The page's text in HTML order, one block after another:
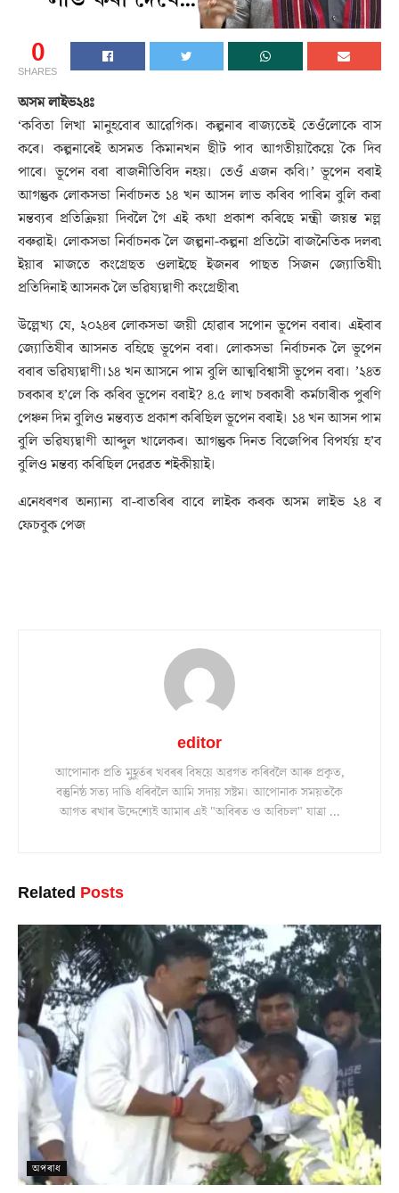
0
SHARES
অসম লাইভ২৪ঃ
‘কবিতা লিখা মানুহবোৰ আৱেগিক। কল্পনাৰ ৰাজ্যতেই তেওঁলোকে বাস
কৰে। কল্পনাৰেই অসমত কিমানখন ছীট পাব আগতীয়াকৈয়ে কৈ দিব
পাৰে। ভূপেন বৰা ৰাজনীতিবিদ নহয়। তেওঁ এজন কবি।’ ভূপেন বৰাই
আগন্তুক লোকসভা নিৰ্বাচনত ১৪ খন আসন লাভ কৰিব পাৰিম বুলি কৰা
মন্তব্যৰ প্ৰতিক্ৰিয়া দিবলৈ গৈ এই কথা প্ৰকাশ কৰিছে মন্ত্ৰী জয়ন্ত মল্ল
বৰুৱাই। লোকসভা নিৰ্বাচনক লৈ জল্পনা-কল্পনা প্রতিটো ৰাজনৈতিক দলৰ৷
ইয়াৰ মাজতে কংগ্রেছত ওলাইছে ইজনৰ পাছত সিজন জ্যোতিষী৷
প্রতিদিনাই আসনক লৈ ভৱিষ্যদ্বাণী কংগ্রেছীৰ৷
উল্লেখ্য যে, ২০২৪ৰ লোকসভা জয়ী হোৱাৰ সপোন ভূপেন বৰাৰ। এইবাৰ
জ্যোতিষীৰ আসনত বহিছে ভূপেন বৰা। লোকসভা নিৰ্বাচনক লৈ ভূপেন
বৰাৰ ভৱিষ্যদ্বাণী।১৪ খন আসনে পাম বুলি আত্মবিশ্বাসী ভূপেন বৰা। ’২৪ত
চৰকাৰ হ’লে কি কৰিব ভূপেন বৰাই? ৪.৫ লাখ চৰকাৰী কৰ্মচাৰীক পুৰণি
পেঞ্চন দিম বুলিও মন্তব্যত প্ৰকাশ কৰিছিল ভূপেন বৰাই। ১৪ খন আসন পাম
বুলি ভৱিষ্যদ্বাণী আব্দুল খালেকৰ। আগন্তুক দিনত বিজেপিৰ বিপৰ্যয় হ’ব
বুলিও মন্তব্য কৰিছিল দেৱব্ৰত শইকীয়াই।
এনেধৰণৰ অন্যান্য বা-বাতৰিৰ বাবে লাইক কৰক অসম লাইভ ২৪ ৰ
ফেচবুক পেজ
editor
আপোনাক প্ৰতি মুহূৰ্তৰ খবৰৰ বিষয়ে অৱগত কৰিবলৈ আৰু প্ৰকৃত,
বস্তুনিষ্ঠ সত্য দাঙি ধৰিবলৈ আমি সদায় সষ্টম। আপোনাক সময়তকৈ
আগত ৰখাৰ উদ্দেশ্যেই আমাৰ এই "অবিৰত ও অবিচল" যাত্ৰা ...
Related Posts
অপৰাধ